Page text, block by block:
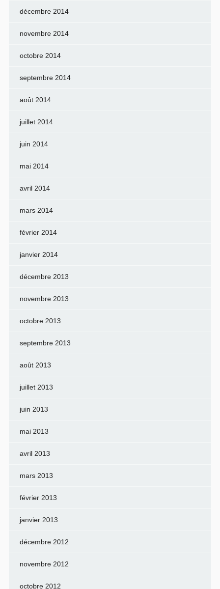
décembre 2014
novembre 2014
octobre 2014
septembre 2014
août 2014
juillet 2014
juin 2014
mai 2014
avril 2014
mars 2014
février 2014
janvier 2014
décembre 2013
novembre 2013
octobre 2013
septembre 2013
août 2013
juillet 2013
juin 2013
mai 2013
avril 2013
mars 2013
février 2013
janvier 2013
décembre 2012
novembre 2012
octobre 2012